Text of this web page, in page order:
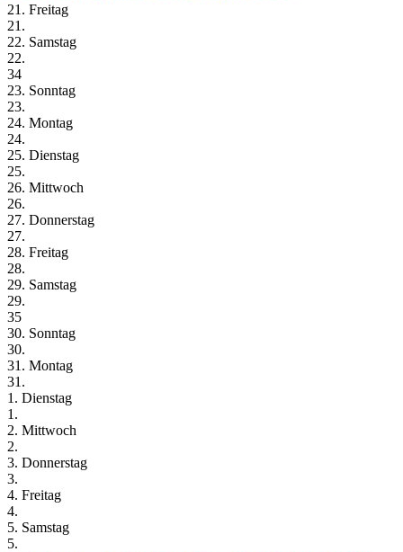
21. Freitag
21.
22. Samstag
22.
34
23. Sonntag
23.
24. Montag
24.
25. Dienstag
25.
26. Mittwoch
26.
27. Donnerstag
27.
28. Freitag
28.
29. Samstag
29.
35
30. Sonntag
30.
31. Montag
31.
1. Dienstag
1.
2. Mittwoch
2.
3. Donnerstag
3.
4. Freitag
4.
5. Samstag
5.